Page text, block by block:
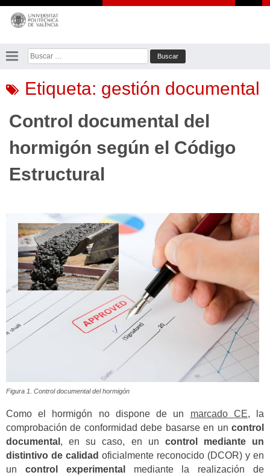
Saltar
contenido
Buscar:
Etiqueta: gestión documental
Control documental del
hormigón según el Código
Estructural
Figura 1. Control documental del hormigón
Como el hormigón no dispone de un marcado CE, la
comprobación de conformidad debe basarse en un control
documental , en su caso, en un control mediante un
distintivo de calidad oficialmente reconocido (DCOR) y en
un control experimental
mediante la realización de